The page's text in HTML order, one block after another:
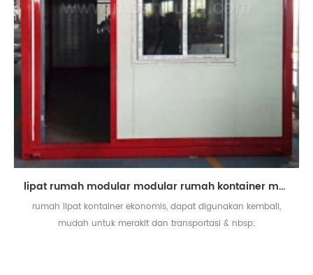
lipat rumah modular modular rumah kontainer mobile kecil
rumah lipat kontainer ekonomis, dapat digunakan kembali,
mudah untuk merakit dan transportasi & nbsp;